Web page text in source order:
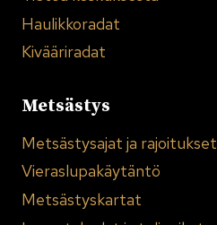
Haulikkoradat
Kivääriradat
Metsästys
Metsästysajat ja rajoitukset
Vieraslupakäytäntö
Metsästyskartat